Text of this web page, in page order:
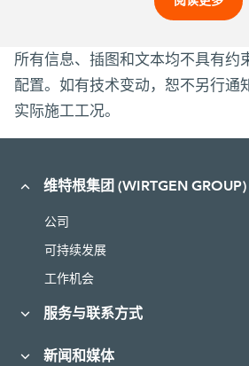
所有信息、插图和文本均不具有约
配置。如有技术变动，恕不另行通
实际施工工况。
维特根集团 (WIRTGEN GROUP)
公司
可持续发展
工作机会
服务与联系方式
新闻和媒体